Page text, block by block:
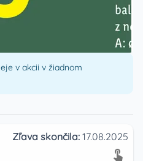
v akcii v žiadnom
Zľava skončila: 17.08.2025